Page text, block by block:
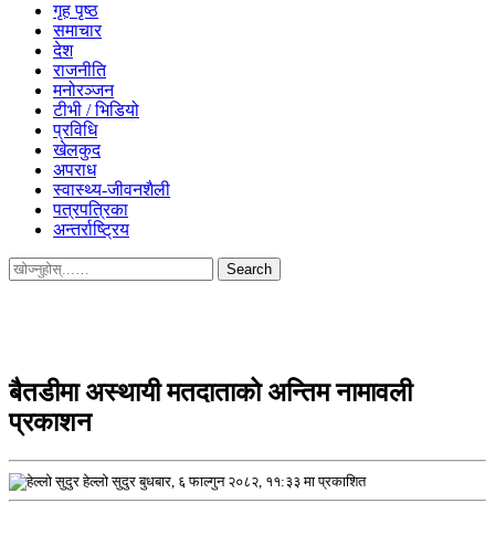
गृह पृष्ठ
समाचार
देश
राजनीति
मनोरञ्जन
टीभी / भिडियो
प्रविधि
खेलकुद
अपराध
स्वास्थ्य-जीवनशैली
पत्रपत्रिका
अन्तर्राष्ट्रिय
Search
for:
बैतडीमा अस्थायी मतदाताको अन्तिम नामावली
प्रकाशन
हेल्लो सुदुर बुधबार, ६ फाल्गुन २०८२, ११:३३ मा प्रकाशित